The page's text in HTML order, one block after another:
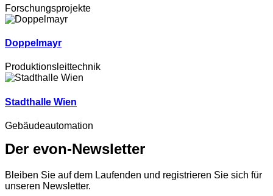
Forschungsprojekte
Doppelmayr
Produktionsleittechnik
Stadthalle Wien
Gebäudeautomation
Der evon-Newsletter
Bleiben Sie auf dem Laufenden und registrieren Sie sich für
unseren Newsletter.